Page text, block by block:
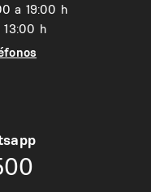
a 19:00 h
h